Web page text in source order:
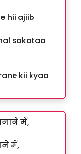
hii ajiib
sakataa
kii kyaa
में,
में,